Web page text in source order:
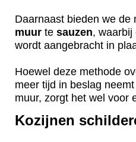
Daarnaast bieden we de
muur te sauzen, waarbij
wordt aangebracht in
Hoewel deze methode
meer tijd in beslag
muur, zorgt het wel voor
Kozijnen